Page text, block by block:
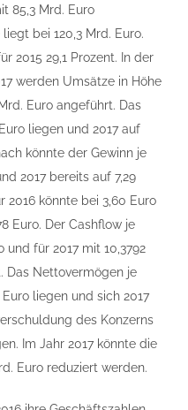
85,3 Mrd. Euro
bei 120,3 Mrd. Euro.
2015 29,1 Prozent. In der
werden Umsätze in Höhe
Euro angeführt. Das
liegen und 2017 auf
könnte der Gewinn je
2017 bereits auf 7,29
2016 könnte bei 3,60 Euro
Euro. Der Cashflow je
und für 2017 mit 10,3792
Das Nettovermögen je
liegen und sich 2017
des Konzerns
Im Jahr 2017 könnte die
Euro reduziert werden.